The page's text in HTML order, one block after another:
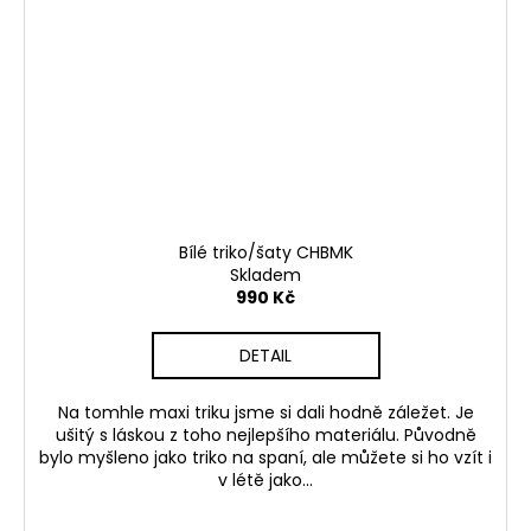
Bílé triko/šaty CHBMK
Skladem
990 Kč
DETAIL
Na tomhle maxi triku jsme si dali hodně záležet. Je
ušitý s láskou z toho nejlepšího materiálu. Původně
bylo myšleno jako triko na spaní, ale můžete si ho vzít i
v létě jako...